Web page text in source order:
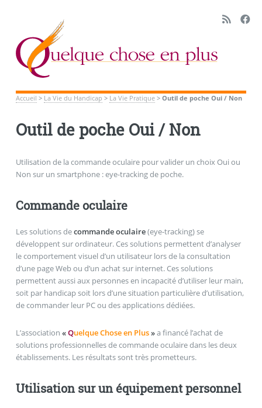
Accueil > La Vie du Handicap > La Vie Pratique> Outil de poche Oui / Non
Outil de poche Oui / Non
Utilisation de la commande oculaire pour valider un choix Oui ou
Non sur un smartphone : eye-tracking de poche.
Commande oculaire
Les solutions decommande oculaire(eye-tracking) se
développent sur ordinateur. Ces solutions permettent d’analyser
le comportement visuel d’un utilisateur lors de la consultation
d’une page Web ou d’un achat sur internet. Ces solutions
permettent aussi aux personnes en incapacité d’utiliser leur main,
soit par handicap soit lors d’une situation particulière d’utilisation,
de commander leur PC ou des applications dédiées.
L’association «Quelque Chose en Plus»a financé l’achat de
solutions professionnelles de commande oculaire dans les deux
établissements. Les résultats sont très prometteurs.
Utilisation sur un équipement personnel